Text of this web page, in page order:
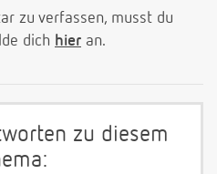
zu verfassen, musst du
dich hier an.
zu diesem